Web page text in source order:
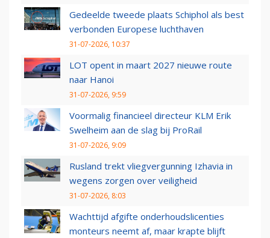
Gedeelde tweede plaats Schiphol als best
verbonden Europese luchthaven
31-07-2026, 10:37
LOT opent in maart 2027 nieuwe route
naar Hanoi
31-07-2026, 9:59
Voormalig financieel directeur KLM Erik
Swelheim aan de slag bij ProRail
31-07-2026, 9:09
Rusland trekt vliegvergunning Izhavia in
wegens zorgen over veiligheid
31-07-2026, 8:03
Wachttijd afgifte onderhoudslicenties
monteurs neemt af, maar krapte blijft